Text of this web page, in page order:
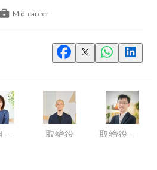
Mid-career
人材組織開発室/採用 取締役 取締役執行役員CFO